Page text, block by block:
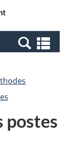
Canada
et
postes